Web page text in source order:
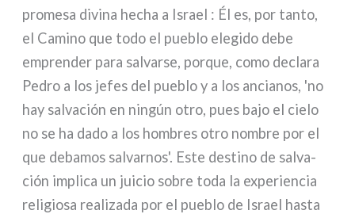
pro­me­sa divi­na hecha a Israel : Él es, por tan­to,
el Camino que todo el pue­blo ele­gi­do debe
empren­der para sal­var­se, por­que, como decla­ra
Pedro a los jefes del pue­blo y a los ancia­nos, 'no
hay sal­va­ción en nin­gún otro, pues bajo el cie­lo
no se ha dado a los hom­bres otro nom­bre por el
que deba­mos sal­var­nos'. Este desti­no de sal­va­
ción impli­ca un jui­cio sobre toda la expe­rien­cia
reli­gio­sa rea­li­za­da por el pue­blo de Israel hasta